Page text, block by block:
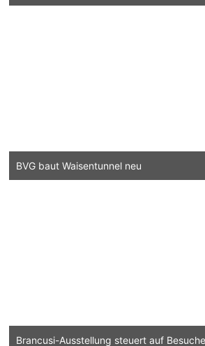
BVG baut Waisentunnel neu
Brancusi-Ausstellung steuert auf